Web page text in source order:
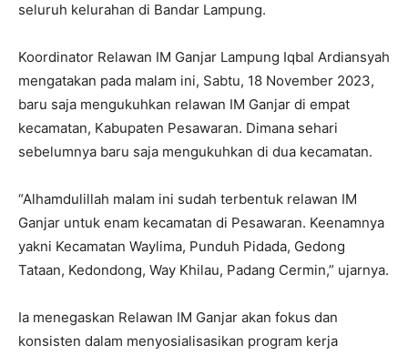
seluruh kelurahan di Bandar Lampung.
Koordinator Relawan IM Ganjar Lampung Iqbal Ardiansyah
mengatakan pada malam ini, Sabtu, 18 November 2023,
baru saja mengukuhkan relawan IM Ganjar di empat
kecamatan, Kabupaten Pesawaran. Dimana sehari
sebelumnya baru saja mengukuhkan di dua kecamatan.
“Alhamdulillah malam ini sudah terbentuk relawan IM
Ganjar untuk enam kecamatan di Pesawaran. Keenamnya
yakni Kecamatan Waylima, Punduh Pidada, Gedong
Tataan, Kedondong, Way Khilau, Padang Cermin,” ujarnya.
Ia menegaskan Relawan IM Ganjar akan fokus dan
konsisten dalam menyosialisasikan program kerja